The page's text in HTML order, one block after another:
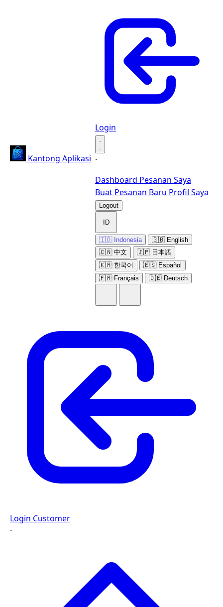
Kantong Aplikasi
Login
·
·
Dashboard Pesanan Saya
Buat Pesanan Baru Profil Saya
Logout
ID
🇮🇩 Indonesia
🇬🇧 English
🇨🇳 中文
🇯🇵 日本語
🇰🇷 한국어
🇪🇸 Español
🇫🇷 Français
🇩🇪 Deutsch
Login Customer
·